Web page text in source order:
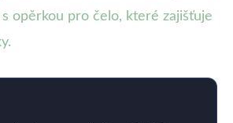
opěrkou pro čelo, které zajišťuje